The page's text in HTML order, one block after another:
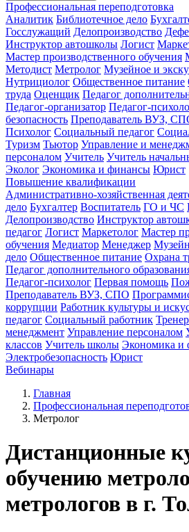
Профессиональная переподготовка
Аналитик Библиотечное дело
Госслужащий Делопроизводство
Инструктор автошколы Логист
Мастер производственного обучения
Методист Метролог Музейное и
Нутрициолог Общественное питание
труда Оценщик Педагог
Педагог-организатор Педагог-
безопасность Преподаватель ВУЗ,
Психолог Социальный педагог
Туризм Тьютор Управление и
персоналом Учитель Учитель
Эколог Экономика и финансы Юрист
Повышение квалификации
Административно-хозяйственная
дело Бухгалтер Воспитатель ГО и ЧС
Делопроизводство Инструктор
педагог Логист Маркетолог Мастер
обучения Медиатор Менеджер
дело Общественное питание Охрана
Педагог дополнительного
Педагог-психолог Первая помощь
Преподаватель ВУЗ, СПО
коррупции Работник культуры и
педагог Социальный работник Тренер
менеджмент Управление персоналом
классов Учитель школы Экономика и
Электробезопасность Юрист
Вебинары
Главная
Профессиональная
Метролог
Дистанционные
обучению
метрологов в г.